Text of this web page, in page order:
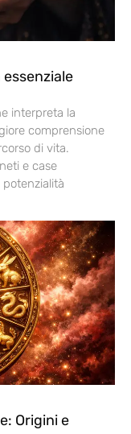
interpreta la
comprensione
di vita.
e case
Origini e